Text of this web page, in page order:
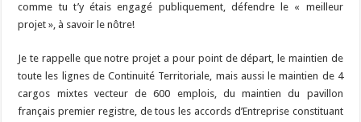
comme tu t’y étais engagé publiquement, défendre le « meilleur
projet », à savoir le nôtre!
Je te rappelle que notre projet a pour point de départ, le maintien de
toute les lignes de Continuité Territoriale, mais aussi le maintien de 4
cargos mixtes vecteur de 600 emplois, du maintien du pavillon
français premier registre, de tous les accords d’Entreprise constituant